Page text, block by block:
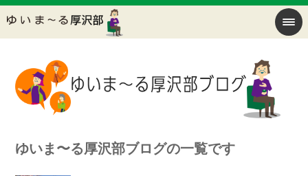
ゆいま〜る厚沢部ブログの一覧です